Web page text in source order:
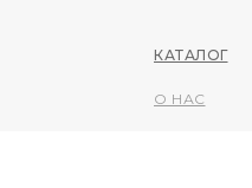
КАТАЛОГ
О НАС